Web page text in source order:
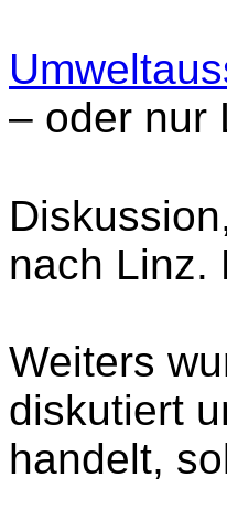
– oder nur
nach Linz.
Weiters
diskutiert
handelt,